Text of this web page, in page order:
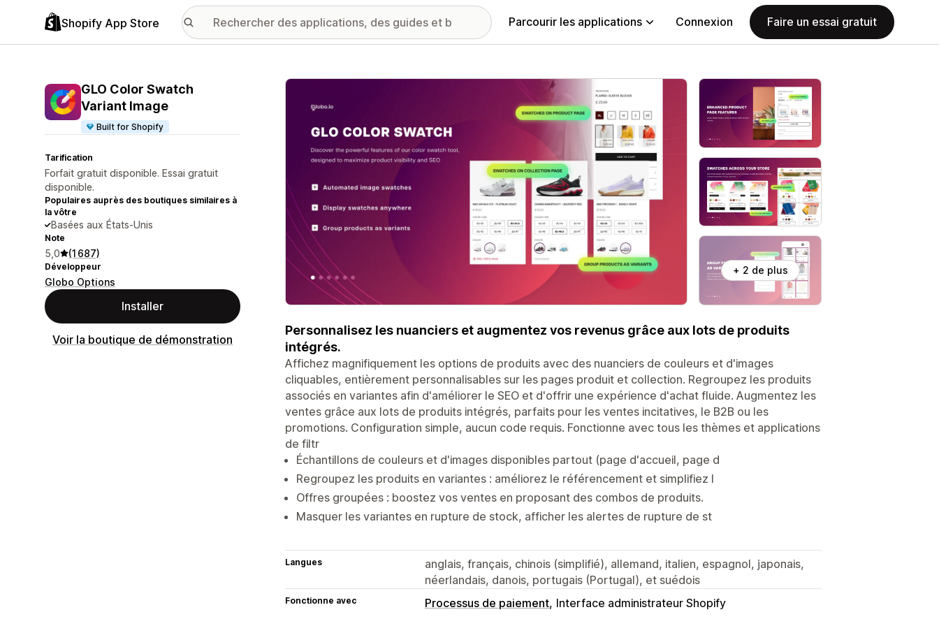
Shopify App Store Parcourir les applications Connexion Faire un essai gratuit
GLO Color Swatch
Variant Image
Built for Shopify
Tarification
Forfait gratuit disponible. Essai gratuit
disponible.
Populaires auprès des boutiques similaires à
la vôtre
Basées aux États-Unis
Note
5,0 (1 687)
Développeur
Globo Options
Installer
Voir la boutique de démonstration
Galerie d’images vedette
+ 2 de plus
Personnalisez les nuanciers et augmentez vos revenus grâce aux lots de produits
intégrés.
Affichez magnifiquement les options de produits avec des nuanciers de couleurs et d'images
cliquables, entièrement personnalisables sur les pages produit et collection. Regroupez les produits
associés en variantes afin d'améliorer le SEO et d'offrir une expérience d'achat fluide. Augmentez les
ventes grâce aux lots de produits intégrés, parfaits pour les ventes incitatives, le B2B ou les
promotions. Configuration simple, aucun code requis. Fonctionne avec tous les thèmes et applications
de filtr
Échantillons de couleurs et d'images disponibles partout (page d'accueil, page d
Regroupez les produits en variantes : améliorez le référencement et simplifiez l
Offres groupées : boostez vos ventes en proposant des combos de produits.
Masquer les variantes en rupture de stock, afficher les alertes de rupture de st
Langues
anglais, français, chinois (simplifié), allemand, italien, espagnol, japonais,
néerlandais, danois, portugais (Portugal), et suédois
Fonctionne avec Processus de paiement Interface administrateur Shopify